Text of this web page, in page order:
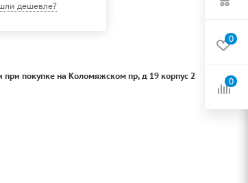
дешевле?
покупке на Коломяжском пр, д 19 корпус 2
0
0